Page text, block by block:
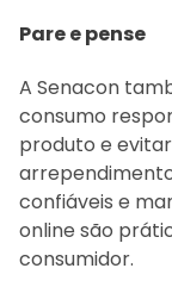
Pare e pense
A Senacon
consumo
produto e
confiáveis e
online são
consumidor.